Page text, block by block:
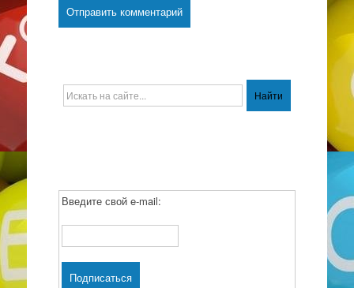
Введите свой e-mail: